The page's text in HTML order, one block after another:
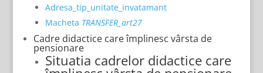
Adresa_tip_unitate_invatamant
Macheta TRANSFER_art27
Cadre didactice care împlinesc vârsta de
pensionare
Situatia cadrelor didactice care